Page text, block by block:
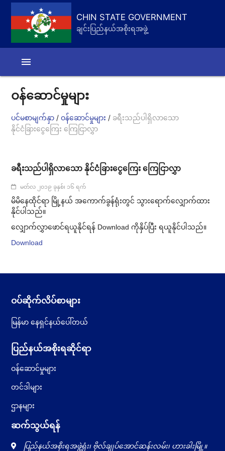
CHIN STATE GOVERNMENT
ချင်းပြည်နယ်အစိုးရအဖွဲ့
menu
ဝန်ဆောင်မှုများ
ပင်မစာမျက်နှာ / ဝန်ဆောင်မှုများ / ခရီးသည်ပါရှိလာသော
နိုင်ငံခြားငွေကြေး ကြေငြာလွှာ
ခရီးသည်ပါရှိလာသော နိုင်ငံခြားငွေကြေး ကြေငြာလွှာ
မတ်လ ၂၀၁၉ ခုနှစ်၊ ၁၆ ရက်
မိမိ​နေထိုင်ရာ မြို့နယ် အကောက်ခွန်ရုံးတွင် သွားရောက်လျှောက်ထား
နိုင်ပါသည်။
လျှောက်လွှာဖောင်ရယူနိုင်ရန် Download ကိုနှိပ်ပြီး ရယူနိုင်ပါသည်။
Download
ဝပ်ဆိုက်လိပ်စာများ
မြန်မာ နေရှင်နယ်ပေါ်တယ်
ပြည်နယ်အစိုးရဆိုင်ရာ
ဝန်ဆောင်မှုများ
တင်ဒါများ
ဌာနများ
ဆက်သွယ်ရန်
ပြည်နယ်အစိုးရအဖွဲ့ရုံး၊ ဗိုလ်ချုပ်အောင်ဆန်းလမ်း၊ ဟားခါးမြို့။